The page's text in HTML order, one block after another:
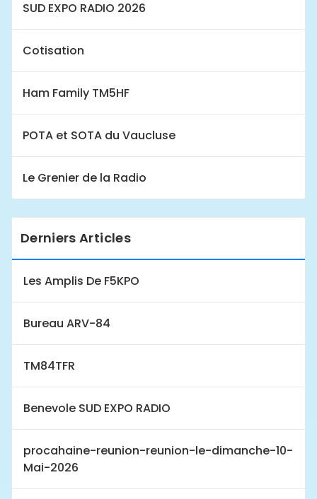
SUD EXPO RADIO 2026
Cotisation
Ham Family TM5HF
POTA et SOTA du Vaucluse
Le Grenier de la Radio
Derniers Articles
Les Amplis De F5KPO
Bureau ARV-84
TM84TFR
Benevole SUD EXPO RADIO
procahaine-reunion-reunion-le-dimanche-10-
Mai-2026